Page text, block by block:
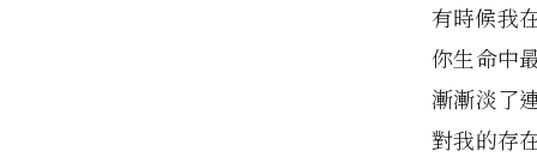
有時候我
你生命中
漸漸淡了
對我的存